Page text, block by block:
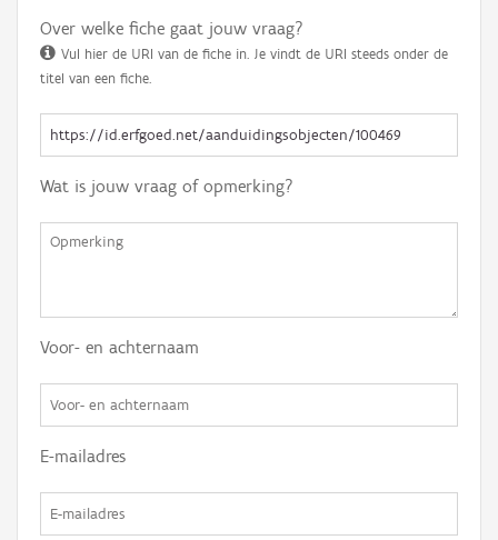
Over welke fiche gaat jouw vraag?
Vul hier de URI van de fiche in. Je vindt de URI steeds onder de
titel van een fiche.
Wat is jouw vraag of opmerking?
Voor- en achternaam
E-mailadres